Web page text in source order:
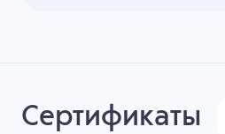
Сертификаты